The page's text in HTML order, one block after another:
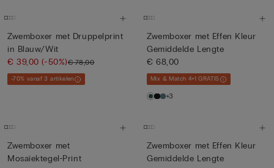
Zwemboxer met Druppelprint
in Blauw/Wit
€ 39,00(-50%)€ 78,00
-70% vanaf 3 artikelen
Zwemboxer met Effen Kleur
Gemiddelde Lengte
€ 68,00
Mix & Match 4+1 GRATIS
+3
Zwemboxer met
Mosaïektegel-Print
Zwemboxer met Effen Kleur
Gemiddelde Lengte